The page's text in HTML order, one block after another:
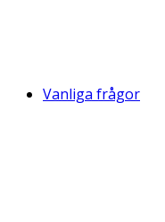
Vanliga frågor